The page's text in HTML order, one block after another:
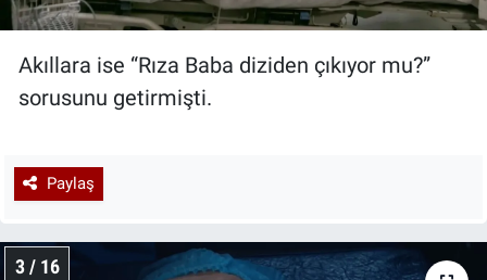
Akıllara ise “Rıza Baba diziden çıkıyor mu?”
sorusunu getirmişti.
Paylaş
3 / 16